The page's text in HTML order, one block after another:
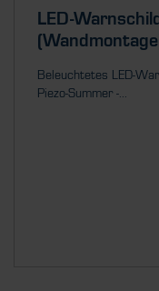
LED-
(Wandmontage)
Beleuchtetes LED-
Piezo-Summer -...